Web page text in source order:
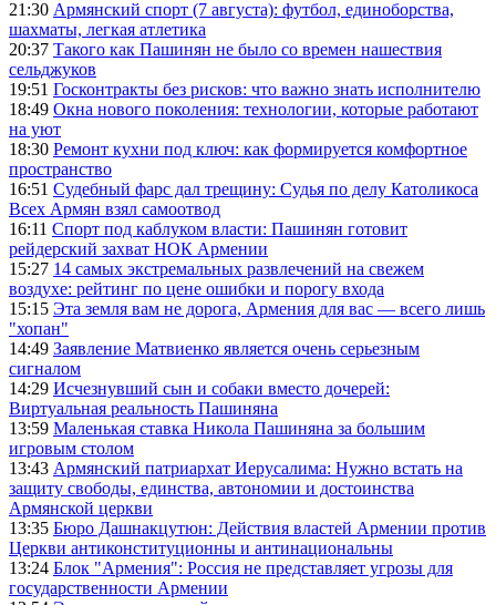
21:30 Армянский спорт (7 августа): футбол, единоборства,
шахматы, легкая атлетика
20:37 Такого как Пашинян не было со времен нашествия
сельджуков
19:51 Госконтракты без рисков: что важно знать исполнителю
18:49 Окна нового поколения: технологии, которые работают
на уют
18:30 Ремонт кухни под ключ: как формируется комфортное
пространство
16:51 Судебный фарс дал трещину: Судья по делу Католикоса
Всех Армян взял самоотвод
16:11 Спорт под каблуком власти: Пашинян готовит
рейдерский захват НОК Армении
15:27 14 самых экстремальных развлечений на свежем
воздухе: рейтинг по цене ошибки и порогу входа
15:15 Эта земля вам не дорога, Армения для вас — всего лишь
"хопан"
14:49 Заявление Матвиенко является очень серьезным
сигналом
14:29 Исчезнувший сын и собаки вместо дочерей:
Виртуальная реальность Пашиняна
13:59 Маленькая ставка Никола Пашиняна за большим
игровым столом
13:43 Армянский патриархат Иерусалима: Нужно встать на
защиту свободы, единства, автономии и достоинства
Армянской церкви
13:35 Бюро Дашнакцутюн: Действия властей Армении против
Церкви антиконституционны и антинациональны
13:24 Блок "Армения": Россия не представляет угрозы для
государственности Армении